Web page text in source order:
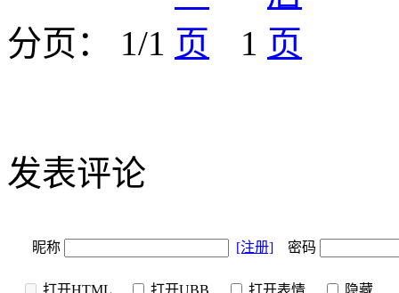
分页： 1/1 1
发表评论
昵称 [注册] 密码
打开HTML 打开UBB 打开表情 隐